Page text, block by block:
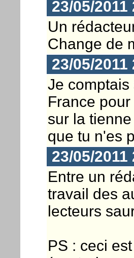
23/05/
Un
Change de
23/05/
Je
France
sur la
que tu n'es
23/05/
Entre un
travail des
lecteurs
PS : ceci